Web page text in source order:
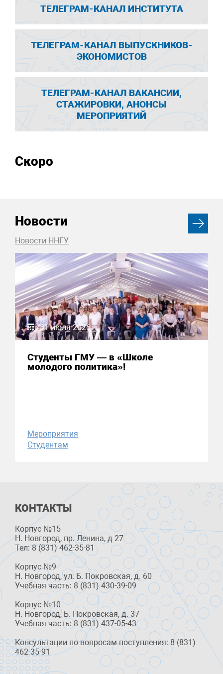
ТЕЛЕГРАМ-КАНАЛ ИНСТИТУТА
ТЕЛЕГРАМ-КАНАЛ ВЫПУСКНИКОВ-
ЭКОНОМИСТОВ
ТЕЛЕГРАМ-КАНАЛ ВАКАНСИИ,
СТАЖИРОВКИ, АНОНСЫ
МЕРОПРИЯТИЙ
Скоро
Новости
Новости ННГУ
31 июля 2026
Студенты ГМУ — в «Школе
молодого политика»!
Мероприятия
Студентам
КОНТАКТЫ
Корпус №15
Н. Новгород, пр. Ленина, д 27
Тел: 8 (831) 462-35-81
Корпус №9
Н. Новгород, ул. Б. Покровская, д. 60
Учебная часть: 8 (831) 430-39-09
Корпус №10
Н. Новгород, Б. Покровская, д. 37
Учебная часть: 8 (831) 437-05-43
Консультации по вопросам поступления: 8 (831)
462-35-91